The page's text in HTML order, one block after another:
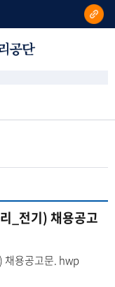
_전기) 채용공고
용공고문. hwp